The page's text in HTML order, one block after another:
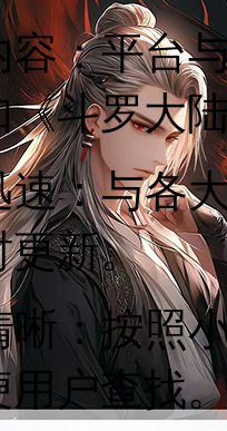
容：平台
《斗罗大
速：与各
更新。
晰：按照
用户查找